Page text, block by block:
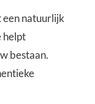
een natuurlijk
helpt
bestaan.